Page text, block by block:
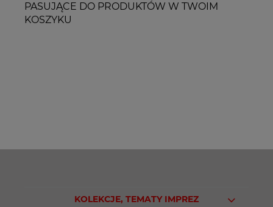
PASUJĄCE DO PRODUKTÓW W TWOIM
KOSZYKU
KOLEKCJE, TEMATY IMPREZ